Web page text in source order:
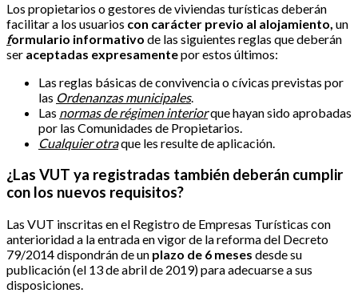
Los propietarios o gestores de viviendas turísticas deberán
facilitar a los usuarios con carácter previo al alojamiento, un
formulario informativo de las siguientes reglas que deberán
ser aceptadas expresamentepor estos últimos:
Las reglas básicas de convivencia o cívicas previstas por
las Ordenanzas municipales.
Las normas de régimen interiorque hayan sido aprobadas
por las Comunidades de Propietarios.
Cualquier otraque les resulte de aplicación.
¿Las VUT ya registradas también deberán cumplir
con los nuevos requisitos?
Las VUT inscritas en el Registro de Empresas Turísticas con
anterioridad a la entrada en vigor de la reforma del Decreto
79/2014 dispondrán de un plazo de 6 meses desdesu
publicación (el 13 de abril de 2019) para adecuarse a sus
disposiciones.